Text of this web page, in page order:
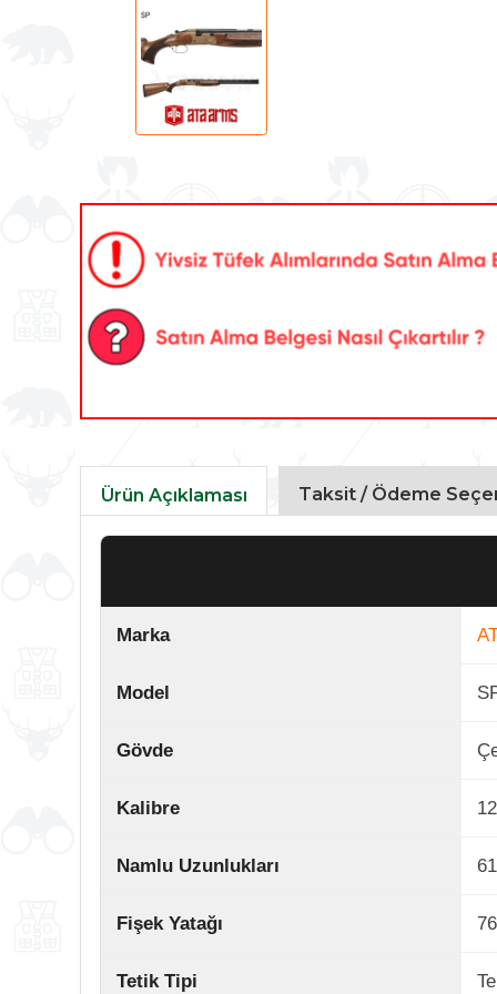
Ürün Açıklaması Taksit / Ödeme
Marka
Model
Gövde
Kalibre 12
Namlu Uzunlukları
Fişek Yatağı
Tetik Tipi